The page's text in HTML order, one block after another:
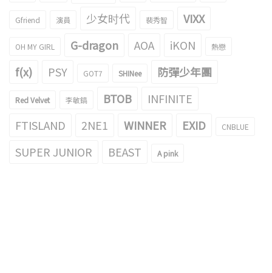
Gfriend 演員 少女时代 裴秀智 VIXX
OH MY GIRL G-dragon AOA iKON 熱戀
f(x) PSY GOT7 SHINee 防彈少年團
Red Velvet 李敏鎬 BTOB
INFINITE
FTISLAND
2NE1 WINNER EXID CNBLUE
SUPER JUNIOR BEAST A pink